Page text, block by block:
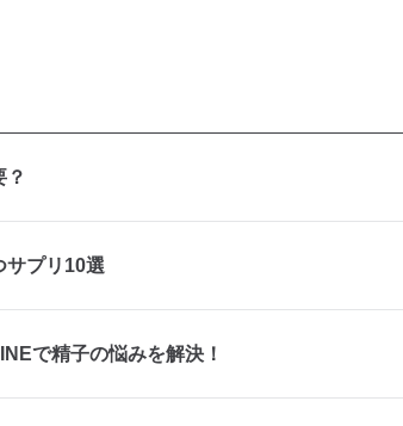
？
サプリ10選
で精子の悩みを解決！